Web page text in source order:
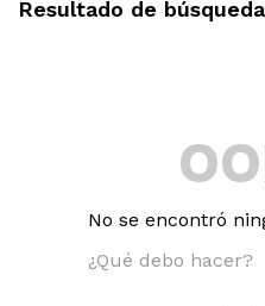
Resultado de búsqueda
No se encontró
¿Qué debo hacer?